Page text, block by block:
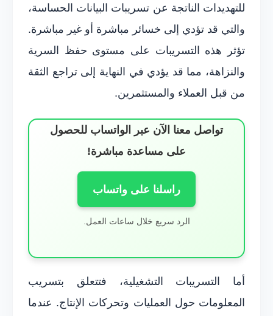
للتهديدات الناتجة عن تسريبات البيانات الحساسة،
والتي قد تؤدي إلى خسائر مباشرة أو غير مباشرة.
تؤثر هذه التسريبات على مستوى حفظ السرية
والنزاهة، مما قد يؤدي في النهاية إلى تراجع الثقة
من قبل العملاء والمستثمرين.
تواصل معنا الآن عبر الواتساب للحصول
على مساعدة مباشرة!
راسلنا على واتساب
الرد سريع خلال ساعات العمل.
أما التسريبات التشغيلية، فتتعلق بتسريب
المعلومات حول العمليات وتحركات الإنتاج. عندما